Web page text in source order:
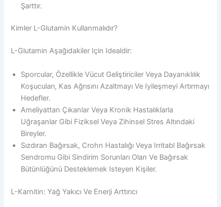
Şarttır.
Kimler L-Glutamin Kullanmalıdır?
L-Glutamin Aşağıdakiler Için Idealdir:
Sporcular, Özellikle Vücut Geliştiriciler Veya Dayanıklılık
Koşucuları, Kas Ağrısını Azaltmayı Ve Iyileşmeyi Artırmayı
Hedefler.
Ameliyattan Çıkanlar Veya Kronik Hastalıklarla
Uğraşanlar Gibi Fiziksel Veya Zihinsel Stres Altındaki
Bireyler.
Sızdıran Bağırsak, Crohn Hastalığı Veya Irritabl Bağırsak
Sendromu Gibi Sindirim Sorunları Olan Ve Bağırsak
Bütünlüğünü Desteklemek Isteyen Kişiler.
L-Karnitin: Yağ Yakıcı Ve Enerji Arttırıcı